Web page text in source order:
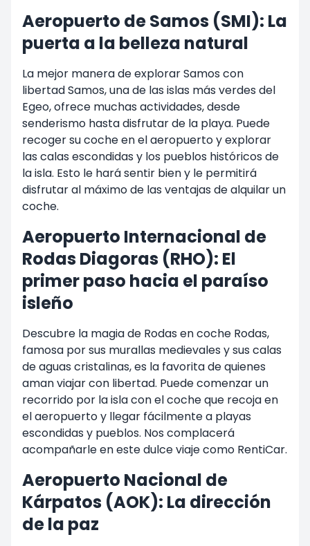
Aeropuerto de Samos (SMI): La
puerta a la belleza natural
La mejor manera de explorar Samos con
libertad Samos, una de las islas más verdes del
Egeo, ofrece muchas actividades, desde
senderismo hasta disfrutar de la playa. Puede
recoger su coche en el aeropuerto y explorar
las calas escondidas y los pueblos históricos de
la isla. Esto le hará sentir bien y le permitirá
disfrutar al máximo de las ventajas de alquilar un
coche.
Aeropuerto Internacional de
Rodas Diagoras (RHO): El
primer paso hacia el paraíso
isleño
Descubre la magia de Rodas en coche Rodas,
famosa por sus murallas medievales y sus calas
de aguas cristalinas, es la favorita de quienes
aman viajar con libertad. Puede comenzar un
recorrido por la isla con el coche que recoja en
el aeropuerto y llegar fácilmente a playas
escondidas y pueblos. Nos complacerá
acompañarle en este dulce viaje como RentiCar.
Aeropuerto Nacional de
Kárpatos (AOK): La dirección
de la paz